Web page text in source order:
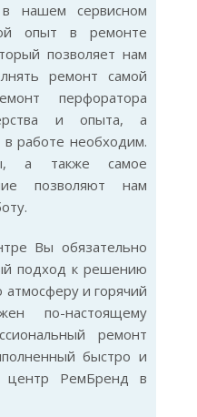
нашем сервисном
опыт в ремонте
позволяет нам
ремонт самой
перфоратора
и опыта, а
в работе необходим.
а также самое
позволяют нам
Вы обязательно
подход к решению
и горячий
по-настоящему
ремонт
быстро и
центр РемБренд в